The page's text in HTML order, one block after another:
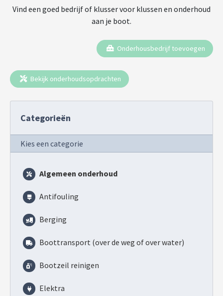
Vind een goed bedrijf of klusser voor klussen en onderhoud
aan je boot.
Onderhousbedrijf toevoegen
Bekijk onderhoudsopdrachten
Categorieën
Kies een categorie
Algemeen onderhoud
Antifouling
Berging
Boottransport (over de weg of over water)
Bootzeil reinigen
Elektra